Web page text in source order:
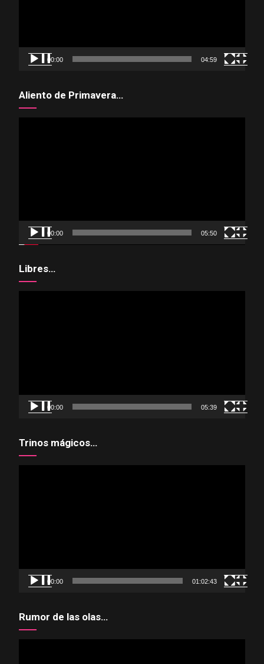
00:00 04:59
Aliento de Primavera…
00:00 05:50
Libres…
00:00 05:39
Trinos mágicos…
00:00 01:02:43
Rumor de las olas…